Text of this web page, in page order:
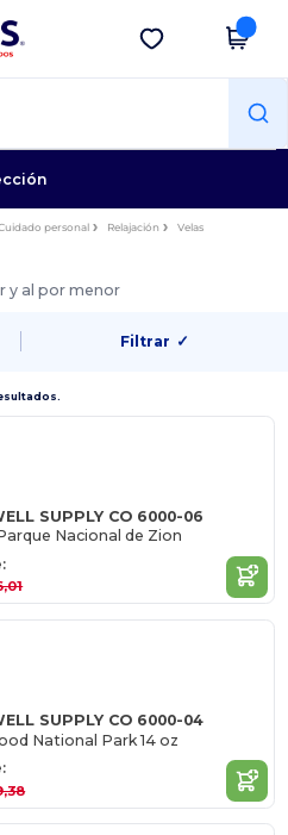
Descargar app
personal Relajación Velas
y al por menor
Filtrar ✓
SUPPLY CO 6000-06
Nacional de Zion
SUPPLY CO 6000-04
National Park 14 oz